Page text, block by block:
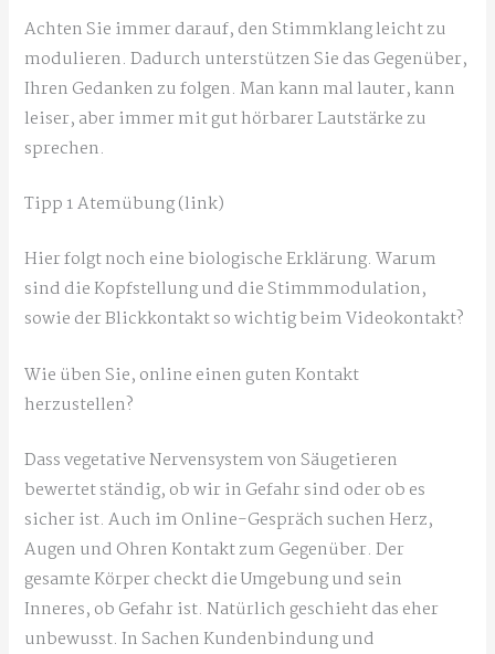
Achten Sie immer darauf, den Stimmklang leicht zu
modulieren. Dadurch unterstützen Sie das Gegenüber,
Ihren Gedanken zu folgen. Man kann mal lauter, kann
leiser, aber immer mit gut hörbarer Lautstärke zu
sprechen.
Tipp 1 Atemübung (link)
Hier folgt noch eine biologische Erklärung. Warum
sind die Kopfstellung und die Stimmmodulation,
sowie der Blickkontakt so wichtig beim Videokontakt?
Wie üben Sie, online einen guten Kontakt
herzustellen?
Dass vegetative Nervensystem von Säugetieren
bewertet ständig, ob wir in Gefahr sind oder ob es
sicher ist. Auch im Online-Gespräch suchen Herz,
Augen und Ohren Kontakt zum Gegenüber. Der
gesamte Körper checkt die Umgebung und sein
Inneres, ob Gefahr ist. Natürlich geschieht das eher
unbewusst. In Sachen Kundenbindung und